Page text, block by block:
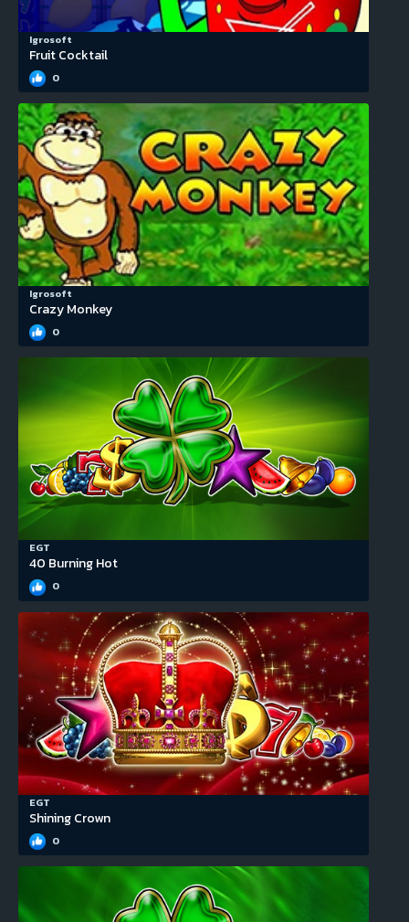
Igrosoft
Fruit Cocktail
0
Igrosoft
Crazy Monkey
0
EGT
40 Burning Hot
0
EGT
Shining Crown
0